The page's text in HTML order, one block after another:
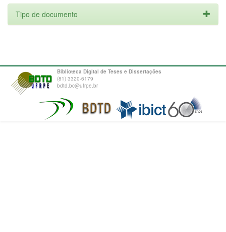
Tipo de documento
Biblioteca Digital de Teses e Dissertações
(81) 3320-6179
bdtd.bc@ufrpe.br